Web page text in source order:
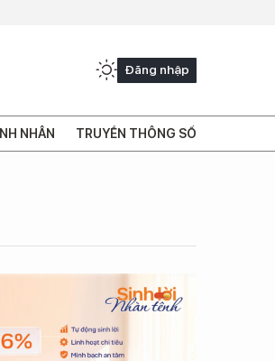
Đăng nhập
NHÂN TRUYỀN THÔNG SỐ